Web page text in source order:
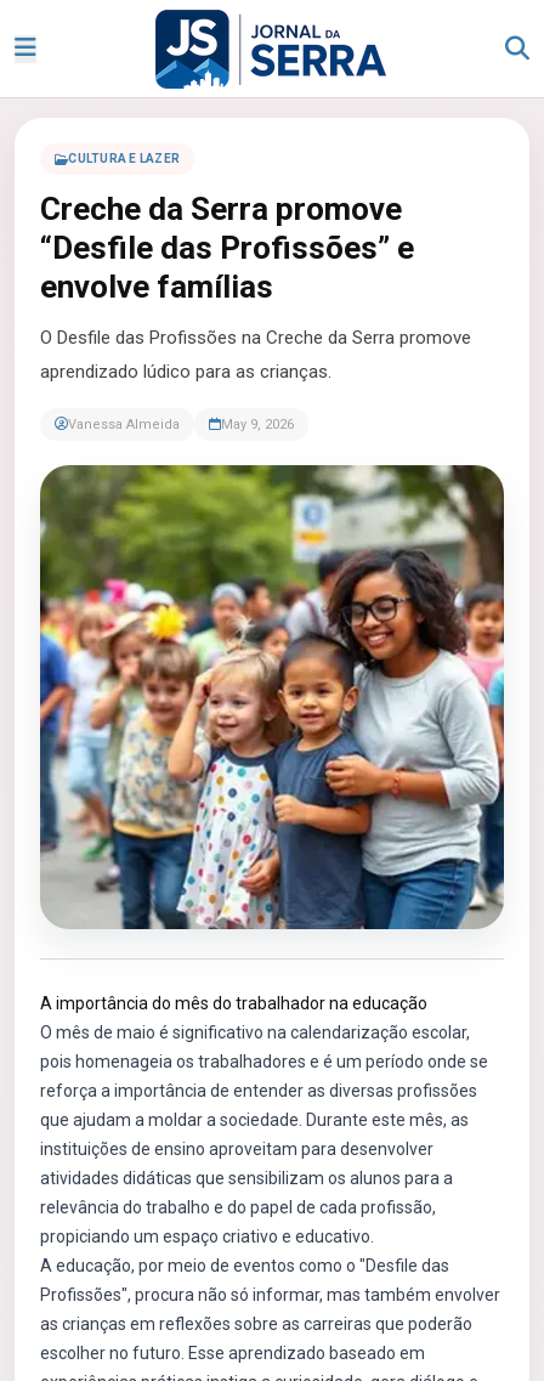
CULTURA E LAZER
Creche da Serra promove
“Desfile das Profissões” e
envolve famílias
O Desfile das Profissões na Creche da Serra promove
aprendizado lúdico para as crianças.
Vanessa Almeida May 9, 2026
A importância do mês do trabalhador na educação
O mês de maio é significativo na calendarização escolar,
pois homenageia os trabalhadores e é um período onde se
reforça a importância de entender as diversas profissões
que ajudam a moldar a sociedade. Durante este mês, as
instituições de ensino aproveitam para desenvolver
atividades didáticas que sensibilizam os alunos para a
relevância do trabalho e do papel de cada profissão,
propiciando um espaço criativo e educativo.
A educação, por meio de eventos como o "Desfile das
Profissões", procura não só informar, mas também envolver
as crianças em reflexões sobre as carreiras que poderão
escolher no futuro. Esse aprendizado baseado em